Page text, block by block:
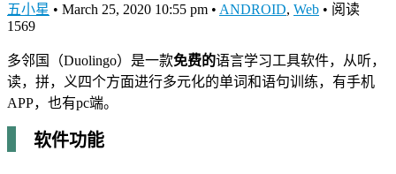
五小星 • March 25, 2020 10:55 pm • ANDROID, Web • 阅读
1569
多邻国（Duolingo）是一款免费的语言学习工具软件，从听，
读，拼，义四个方面进行多元化的单词和语句训练，有手机
APP，也有pc端。
软件功能